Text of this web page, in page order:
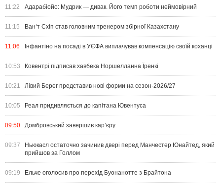
11:22 Адарабіойо: Мудрик — дивак. Його темп роботи неймовірний
11:15 Ван‘т Схіп став головним тренером збірної Казахстану
11:06 Інфантіно на посаді в УЄФА виплачував компенсацію своїй коханці
10:53 Ковентрі підписав хавбека Норшелланна Їренкі
10:21 Лівий Берег представив нові форми на сезон-2026/27
10:05 Реал придивляється до капітана Ювентуса
09:50 Домбровський завершив кар’єру
09:37
Ньюкасл остаточно зачинив двері перед Манчестер Юнайтед, який
прийшов за Голлом
09:19 Ельче оголосив про перехід Буонанотте з Брайтона